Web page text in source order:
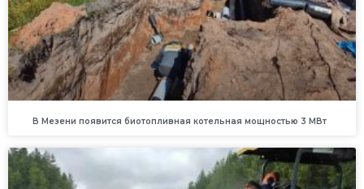
В Мезени появится биотопливная котельная мощностью 3 МВт